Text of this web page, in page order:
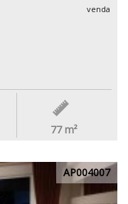
venda
77 m²
AP004007